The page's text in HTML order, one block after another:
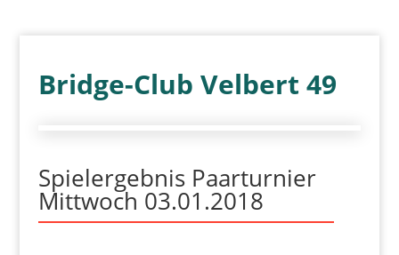
Bridge-Club Velbert 49
Spielergebnis Paarturnier
Mittwoch 03.01.2018